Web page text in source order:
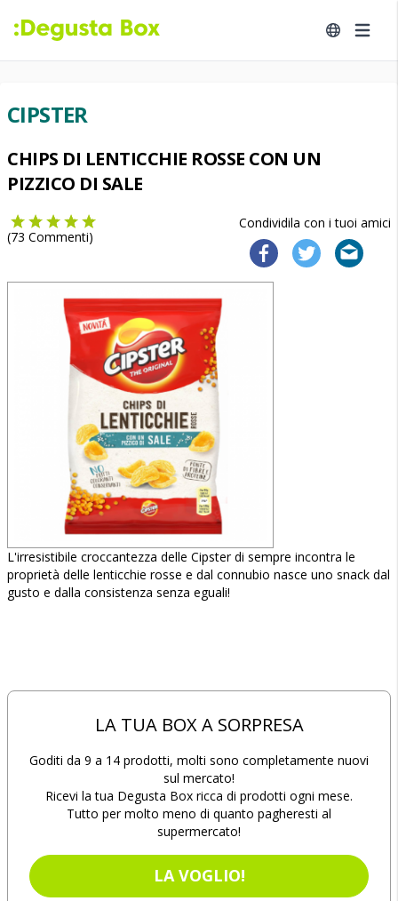
CIPSTER
CHIPS DI LENTICCHIE ROSSE CON UN
PIZZICO DI SALE
Condividila con i tuoi amici
(73 Commenti)
L'irresistibile croccantezza delle Cipster di sempre incontra le
proprietà delle lenticchie rosse e dal connubio nasce uno snack dal
gusto e dalla consistenza senza eguali!
LA TUA BOX A SORPRESA
Goditi da 9 a 14 prodotti, molti sono completamente nuovi
sul mercato!
Ricevi la tua Degusta Box ricca di prodotti ogni mese.
Tutto per molto meno di quanto pagheresti al
supermercato!
LA VOGLIO!